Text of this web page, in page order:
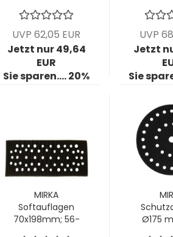
5mm VPE: 5
Stck/Pck
UVP 62,05 EUR
Jetzt nur 49,64
EUR
Sie sparen.... 20%
7mm; 1
UVP
Jetzt
Sie
MIRKA
Softauflagen
70x198mm; 56-
Ø175